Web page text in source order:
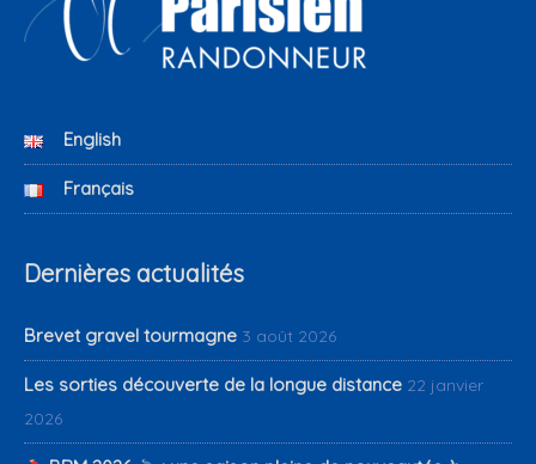
English
Français
Dernières actualités
Brevet gravel tourmagne 3 août 2026
Les sorties découverte de la longue distance 22 janvier
2026